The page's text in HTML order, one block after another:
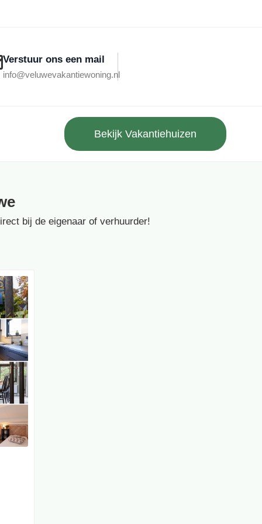
Verstuur ons een mail
info@veluwevakantiewoning.nl
Bekijk Vakantiehuizen
bij de eigenaar of verhuurder!